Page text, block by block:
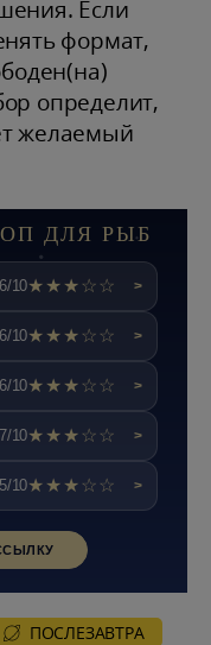
Если
формат,
определит,
желаемый
ДЛЯ РЫБ
10★★★☆☆ >
10★★★☆☆ >
10★★★☆☆ >
10★★★☆☆ >
10★★★☆☆ >
ПОСЛЕЗАВТРА